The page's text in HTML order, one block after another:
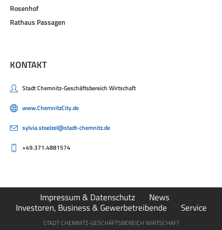
Rosenhof
Rathaus Passagen
KONTAKT
Stadt Chemnitz-Geschäftsbereich Wirtschaft
www.ChemnitzCity.de
sylvia.stoelzel@stadt-chemnitz.de
+49.371.4881574
Impressum & Datenschutz
News
Investoren, Business & Gewerbetreibende
Service
STADT CHEMNITZ-GESCHÄFTSBEREICH WIRTSCHAFT